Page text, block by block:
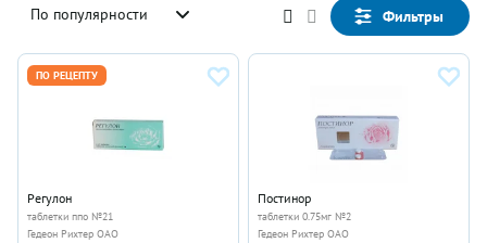
По популярности Фильтры
ПО РЕЦЕПТУ
Регулон
таблетки ппо №21
Гедеон Рихтер ОАО
Постинор
таблетки 0.75мг №2
Гедеон Рихтер ОАО